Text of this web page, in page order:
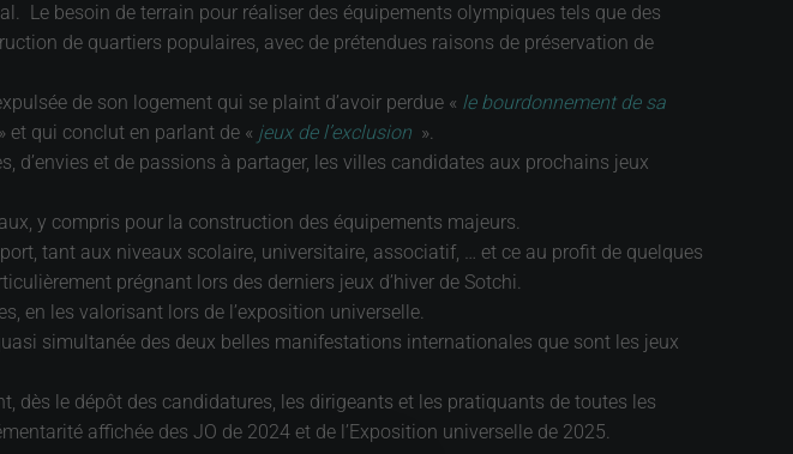
Le besoin de terrain pour réaliser des équipements olympiques tels que des
de quartiers populaires, avec de prétendues raisons de préservation de
de son logement qui se plaint d’avoir perdue « le bourdonnement de sa
» et qui conclut en parlant de « jeux de l’exclusion ».
et de passions à partager, les villes candidates aux prochains jeux
y compris pour la construction des équipements majeurs.
tant aux niveaux scolaire, universitaire, associatif, … et ce au profit de quelques
prégnant lors des derniers jeux d’hiver de Sotchi.
en les valorisant lors de l’exposition universelle.
simultanée des deux belles manifestations internationales que sont les jeux
dès le dépôt des candidatures, les dirigeants et les pratiquants de toutes les
affichée des JO de 2024 et de l’Exposition universelle de 2025.